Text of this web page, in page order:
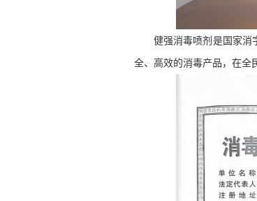
健强消毒喷剂是国家消
全、高效的消毒产品，在全